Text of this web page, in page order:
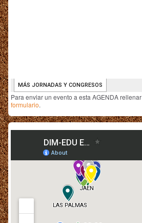
Para enviar un evento a esta AGENDA rellenar
formulario.